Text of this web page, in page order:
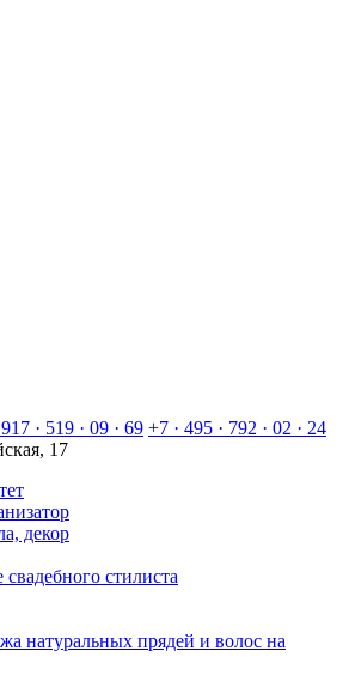
· 519 · 09 · 69 +7 · 495 · 792 · 02 · 24
17
декор
стилиста
натуральных прядей и волос на